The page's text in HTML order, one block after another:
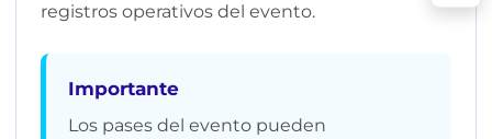
registros operativos del evento.
Importante
Los pases del evento pueden